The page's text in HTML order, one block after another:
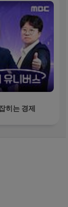
히는 경제